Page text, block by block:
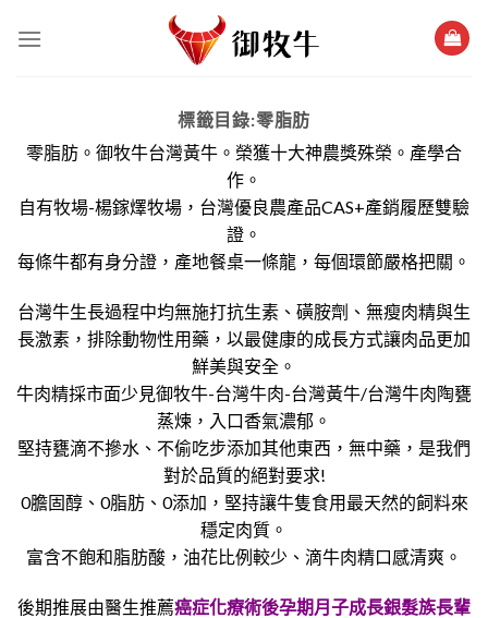
標籤目錄:零脂肪
零脂肪。御牧牛台灣黃牛。榮獲十大神農獎殊榮。產學合
作。
自有牧場-楊鎵燡牧場，台灣優良農產品CAS+產銷履歷雙驗
證。
每條牛都有身分證，產地餐桌一條龍，每個環節嚴格把關。
台灣牛生長過程中均無施打抗生素、磺胺劑、無瘦肉精與生
長激素，排除動物性用藥，以最健康的成長方式讓肉品更加
鮮美與安全。
牛肉精採市面少見御牧牛-台灣牛肉-台灣黃牛/台灣牛肉陶甕
蒸煉，入口香氣濃郁。
堅持甕滴不摻水、不偷吃步添加其他東西，無中藥，是我們
對於品質的絕對要求!
0膽固醇、0脂肪、0添加，堅持讓牛隻食用最天然的飼料來
穩定肉質。
富含不飽和脂肪酸，油花比例較少、滴牛肉精口感清爽。
後期推展由醫生推薦癌症化療術後孕期月子成長銀髮族長輩